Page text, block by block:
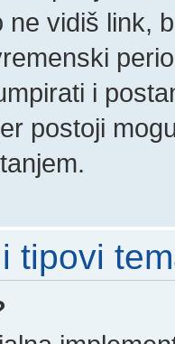
vidiš link,
i
postoji
tipovi